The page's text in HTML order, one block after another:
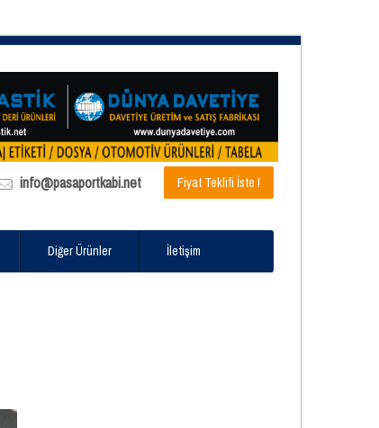
info@pasaportkabi.net Fiyat Teklifi İste !
Diğer Ürünler İletişim